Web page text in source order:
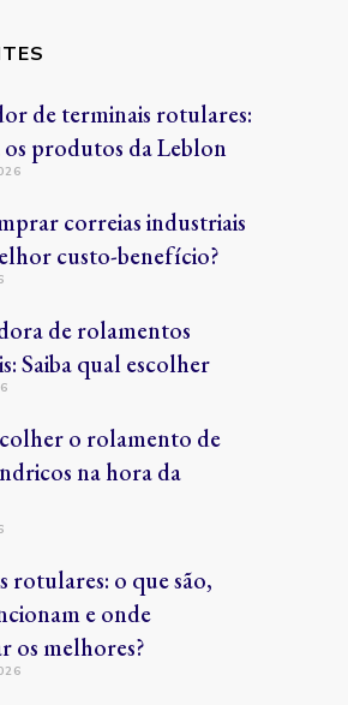
de terminais rotulares:
os produtos da Leblon
correias industriais
custo-benefício?
de rolamentos
Saiba qual escolher
o rolamento de
na hora da
rotulares: o que são,
e onde
os melhores?